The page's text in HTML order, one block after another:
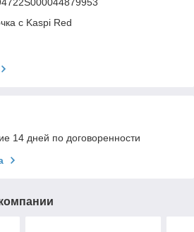
с Kaspi Red
14 дней по договоренности